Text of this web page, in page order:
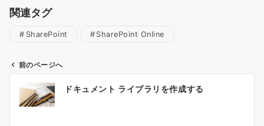
関連タグ
SharePoint SharePoint Online
前のページへ
ドキュメント ライブラリを作成する